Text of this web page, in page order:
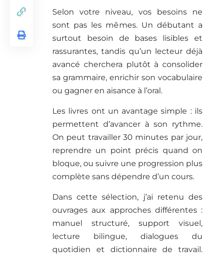
Selon votre niveau, vos besoins ne
sont pas les mêmes. Un débutant a
surtout besoin de bases lisibles et
rassurantes, tandis qu’un lecteur déjà
avancé cherchera plutôt à consolider
sa grammaire, enrichir son vocabulaire
ou gagner en aisance à l’oral.
Les livres ont un avantage simple : ils
permettent d’avancer à son rythme.
On peut travailler 30 minutes par jour,
reprendre un point précis quand on
bloque, ou suivre une progression plus
complète sans dépendre d’un cours.
Dans cette sélection, j’ai retenu des
ouvrages aux approches différentes :
manuel structuré, support visuel,
lecture bilingue, dialogues du
quotidien et dictionnaire de travail.